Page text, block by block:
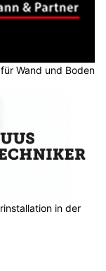
Wand und Boden
in der